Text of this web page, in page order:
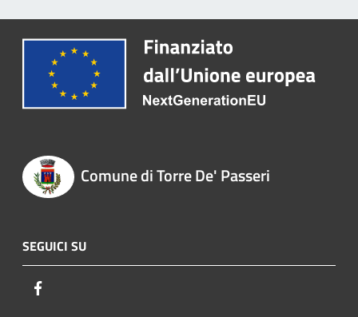
Comune di Torre De' Passeri
SEGUICI SU